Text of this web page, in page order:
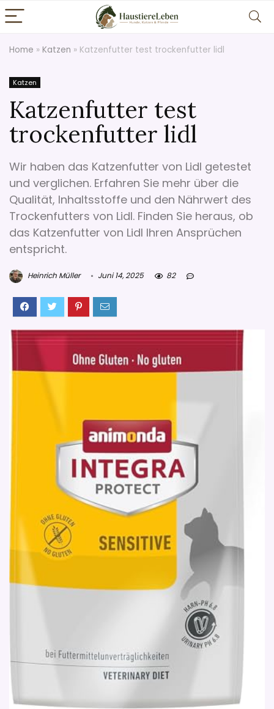
Home » Katzen » Katzenfutter test trockenfutter lidl
Katzen
Katzenfutter test
trockenfutter lidl
Wir haben das Katzenfutter von Lidl getestet
und verglichen. Erfahren Sie mehr über die
Qualität, Inhaltsstoffe und den Nährwert des
Trockenfutters von Lidl. Finden Sie heraus, ob
das Katzenfutter von Lidl Ihren Ansprüchen
entspricht.
Heinrich Müller Juni 14, 2025 82